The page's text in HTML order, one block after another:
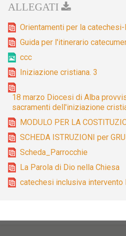
Orientamenti per la
Guida per l'itinerario
ccc
Iniziazione cristiana. 3
18 marzo Diocesi di Alba
sacramenti dell'iniziazione
MODULO PER LA
SCHEDA ISTRUZIONI per
Scheda_Parrocchie
La Parola di Dio nella Chiesa
catechesi inclusiva intervento